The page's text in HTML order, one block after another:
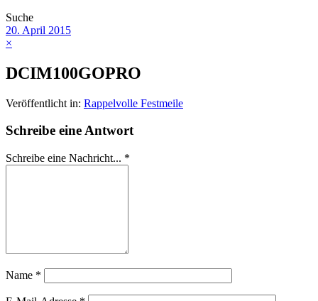
Suche
20. April 2015
×
DCIM100GOPRO
Veröffentlicht in: Rappelvolle Festmeile
Schreibe eine Antwort
Schreibe eine Nachricht... *
Name *